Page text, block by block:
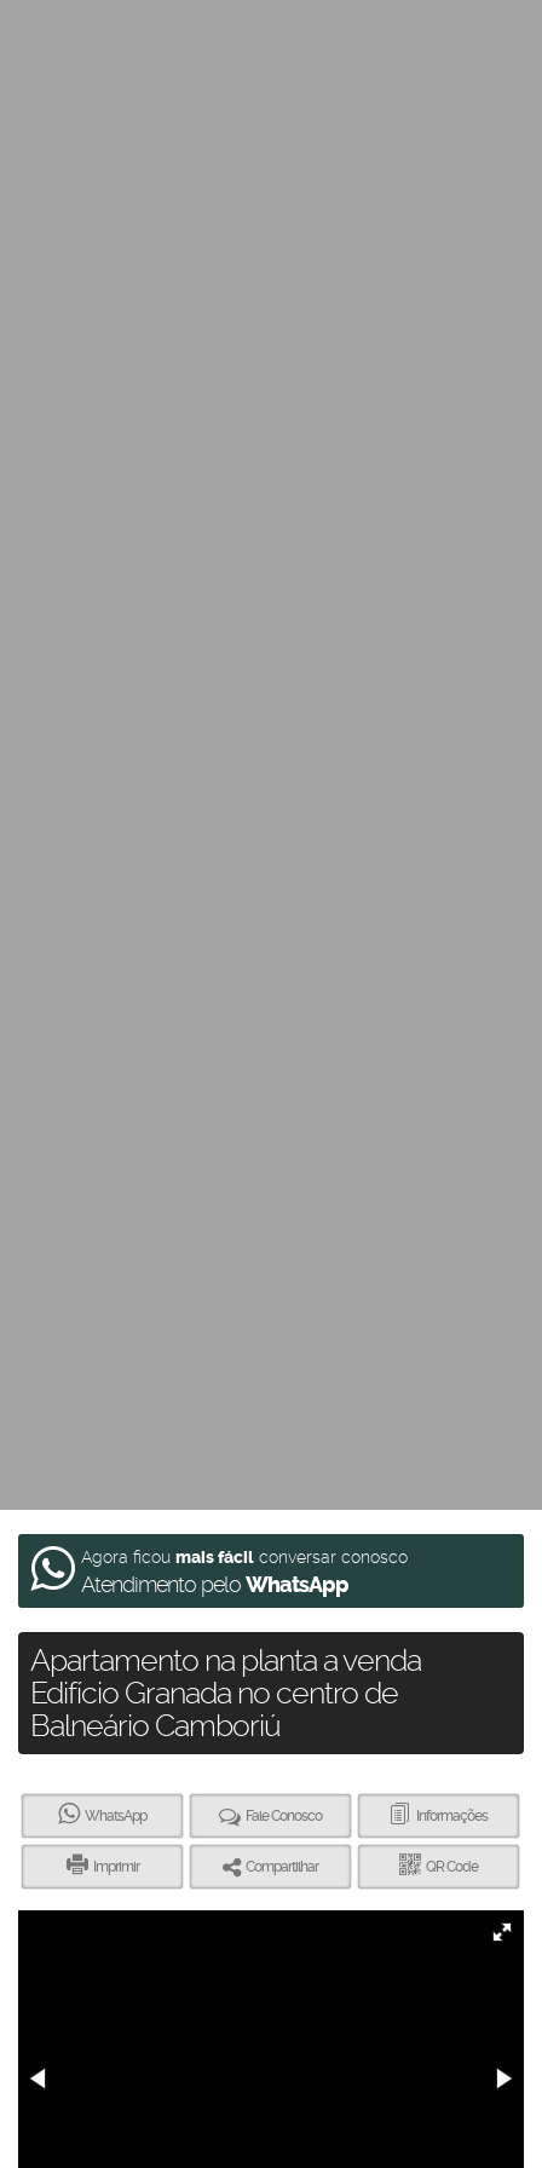
Agora ficou mais fácil conversar conosco
Atendimento peloWhatsApp
Apartamento na planta a venda
Edifício Granada no centro de
Balneário Camboriú
WhatsApp Fale Conosco Informações
Imprimir Compartilhar QR Code